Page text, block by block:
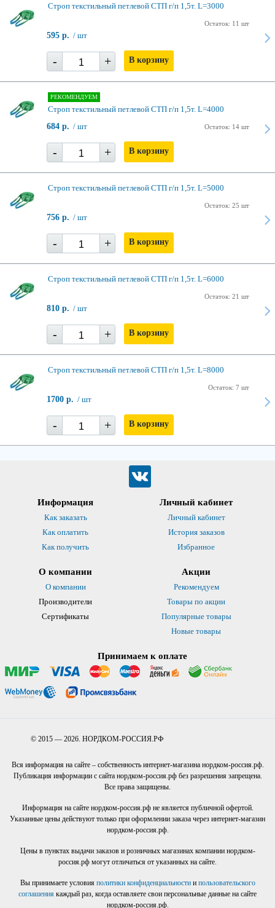
Строп текстильный петлевой СТП г/п 1,5т. L=3000
Остаток: 11 шт
595 р. / шт
- + В корзину
РЕКОМЕНДУЕМ
Строп текстильный петлевой СТП г/п 1,5т. L=4000
Остаток: 14 шт
684 р. / шт
- + В корзину
Строп текстильный петлевой СТП г/п 1,5т. L=5000
Остаток: 25 шт
756 р. / шт
- + В корзину
Строп текстильный петлевой СТП г/п 1,5т. L=6000
Остаток: 21 шт
810 р. / шт
- + В корзину
Строп текстильный петлевой СТП г/п 1,5т. L=8000
Остаток: 7 шт
1700 р. / шт
- + В корзину
Информация
Как заказать
Как оплатить
Как получить
Личный кабинет
Личный кабинет
История заказов
Избранное
О компании
О компании
Производители
Сертификаты
Акции
Рекомендуем
Товары по акции
Популярные товары
Новые товары
Принимаем к оплате
© 2015 — 2026. НОРДКОМ-РОССИЯ.РФ
Вся информация на сайте – собственность интернет-магазина нордком-россия.рф.
Публикация информации с сайта нордком-россия.рф без разрешения запрещена.
Все права защищены.
Информация на сайте нордком-россия.рф не является публичной офертой.
Указанные цены действуют только при оформлении заказа через интернет-магазин
нордком-россия.рф.
Цены в пунктах выдачи заказов и розничных магазинах компании нордком-
россия.рф могут отличаться от указанных на сайте.
Вы принимаете условия политики конфиденциальностии пользовательского
соглашения каждый раз, когда оставляете свои персональные данные на сайте
нордком-россия.рф.